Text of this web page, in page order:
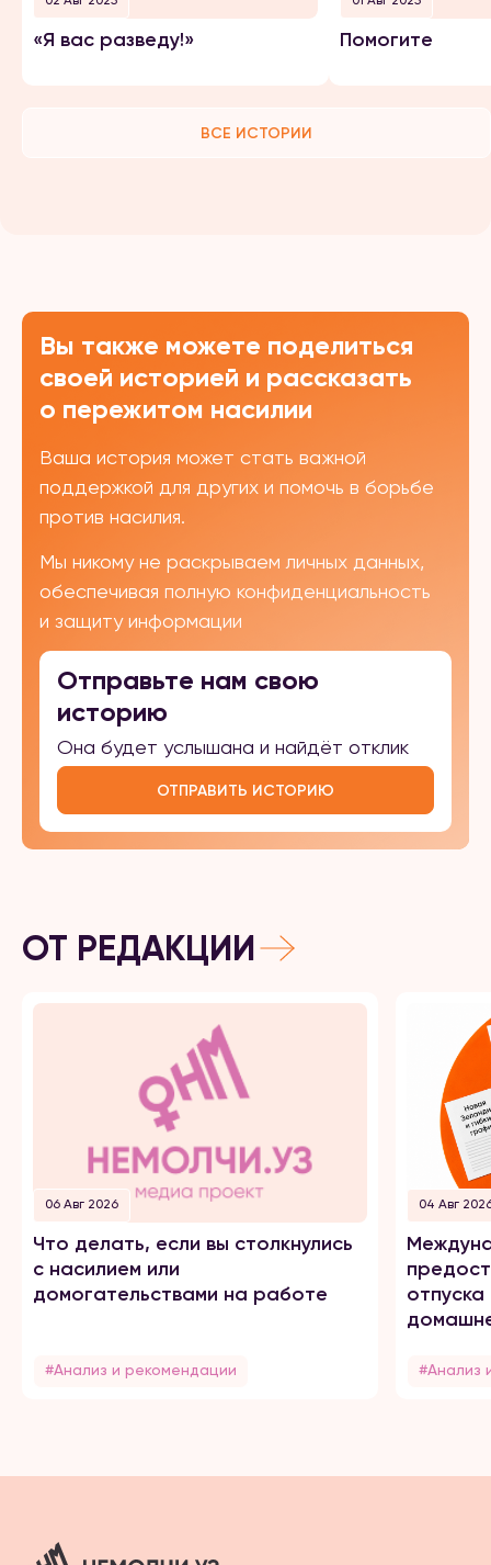
«Я вас разведу!» Помогите
ВСЕ ИСТОРИИ
Вы также можете поделиться
своей историей и рассказать
о пережитом насилии
Ваша история может стать важной
поддержкой для других и помочь в борьбе
против насилия.
Мы никому не раскрываем личных данных,
обеспечивая полную конфиденциальность
и защиту информации
Отправьте нам свою
историю
Она будет услышана и найдёт отклик
ОТПРАВИТЬ ИСТОРИЮ
ОТ РЕДАКЦИИ
06 Авг 2026
Что делать, если вы столкнулись
с насилием или
домогательствами на работе
#Анализ и рекомендации
04 Авг
#Анализ